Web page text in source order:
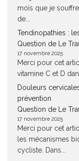
mois que je
de...
Tendinopathies :
Question de Le
17 novembre 2025
Merci pour cet
vitamine C et D
Douleurs
prévention
Question de Le
17 novembre 2025
Merci pour cet
les mécanismes
cycliste. Dans...